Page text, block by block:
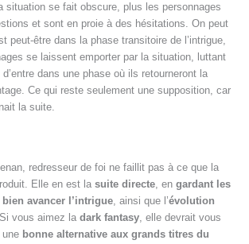
situation se fait obscure, plus les personnages
et sont en proie à des hésitations. On peut
peut-être dans la phase transitoire de l’intrigue,
se laissent emporter par la situation, luttant
dans une phase où ils retourneront la
Ce qui reste seulement une supposition, car
la suite.
redresseur de foi ne faillit pas à ce que la
Elle en est la suite directe, en gardant les
avancer l’intrigue, ainsi que l’évolution
vous aimez la dark fantasy, elle devrait vous
bonne alternative aux grands titres du